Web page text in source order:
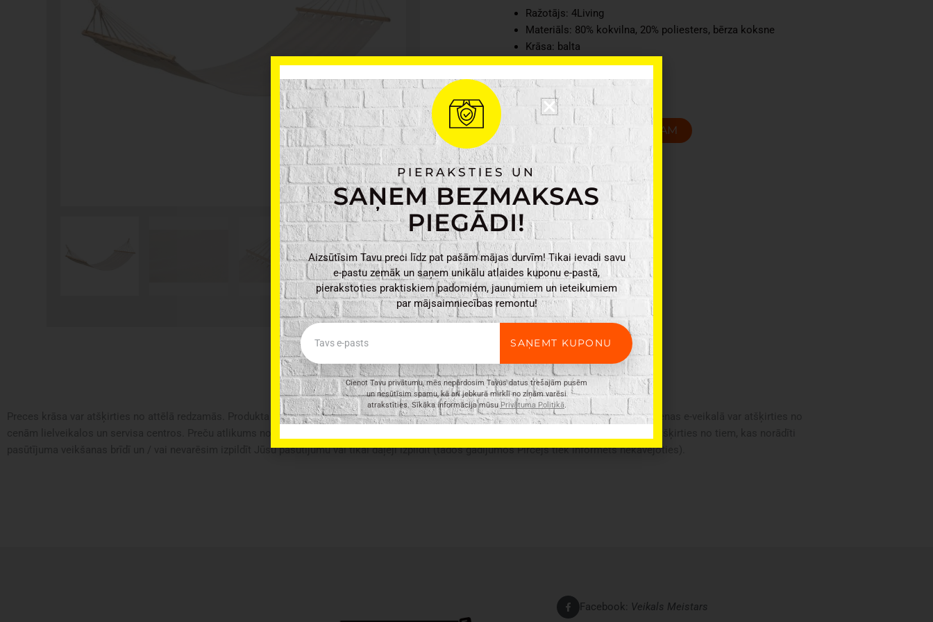
Ražotājs: 4Living
Materiāls: 80% kokvilna, 20% poliesters, bērza koksne
Krāsa: balta
Svars: 1.34 kg
Izmēri: 80 x 200 cm
4Living
šūpuļtīkls
80x200cm,
balts
daudzums
PIEVIENOT GROZAM
Preces krāsa var atšķirties no attēlā redzamās. Produkta apraksts ir vispārīgs, tajā ne vienmēr ir minētas visas produkta īpašības. Produktu cenas e-veikalā var atšķirties no
pasūtījuma veikšanas brīdī un / vai nevarēsim izpildīt Jūsu pasūtījumu vai tikai daļēji izpildīt (tādos gadījumos Pircējs tiek informēts nekavējoties).
Facebook: Veikals Meistars
PIERAKSTIES UN
SAŅEM BEZMAKSAS
PIEGĀDI!
Aizsūtīsim Tavu preci līdz pat pašām mājas durvīm! Tikai ievadi savu
e-pastu zemāk un saņem unikālu atlaides kuponu e-pastā,
pierakstoties praktiskiem padomiem, jaunumiem un ieteikumiem
par mājsaimniecības remontu!
Email
SAŅEMT KUPONU
Cienot Tavu privātumu, mēs nepārdosim Tavus datus trešajām pusēm
un nesūtīsim spamu, kā arī jebkurā mirklī no ziņām varēsi
atrakstīties. Sīkāka informācija mūsuPrivātuma Politikā.